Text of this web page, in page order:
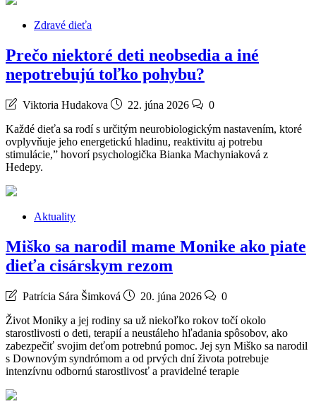
Zdravé dieťa
Prečo niektoré deti neobsedia a iné
nepotrebujú toľko pohybu?
Viktoria Hudakova 22. júna 2026
0
Každé dieťa sa rodí s určitým neurobiologickým nastavením, ktoré
ovplyvňuje jeho energetickú hladinu, reaktivitu aj potrebu
stimulácie,” hovorí psychologička Bianka Machyniaková z
Hedepy.
Aktuality
Miško sa narodil mame Monike ako piate
dieťa cisárskym rezom
Patrícia Sára Šimková 20. júna 2026
0
Život Moniky a jej rodiny sa už niekoľko rokov točí okolo
starostlivosti o deti, terapií a neustáleho hľadania spôsobov, ako
zabezpečiť svojim deťom potrebnú pomoc. Jej syn Miško sa narodil
s Downovým syndrómom a od prvých dní života potrebuje
intenzívnu odbornú starostlivosť a pravidelné terapie